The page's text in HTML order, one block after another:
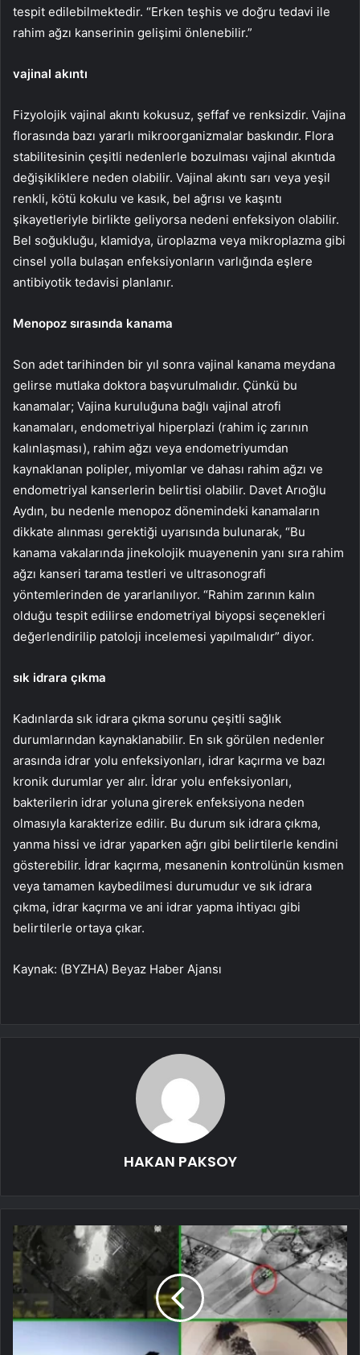
tespit edilebilmektedir. “Erken teşhis ve doğru tedavi ile
rahim ağzı kanserinin gelişimi önlenebilir.”
vajinal akıntı
Fizyolojik vajinal akıntı kokusuz, şeffaf ve renksizdir. Vajina
florasında bazı yararlı mikroorganizmalar baskındır. Flora
stabilitesinin çeşitli nedenlerle bozulması vajinal akıntıda
değişikliklere neden olabilir. Vajinal akıntı sarı veya yeşil
renkli, kötü kokulu ve kasık, bel ağrısı ve kaşıntı
şikayetleriyle birlikte geliyorsa nedeni enfeksiyon olabilir.
Bel soğukluğu, klamidya, üroplazma veya mikroplazma gibi
cinsel yolla bulaşan enfeksiyonların varlığında eşlere
antibiyotik tedavisi planlanır.
Menopoz sırasında kanama
Son adet tarihinden bir yıl sonra vajinal kanama meydana
gelirse mutlaka doktora başvurulmalıdır. Çünkü bu
kanamalar; Vajina kuruluğuna bağlı vajinal atrofi
kanamaları, endometriyal hiperplazi (rahim iç zarının
kalınlaşması), rahim ağzı veya endometriyumdan
kaynaklanan polipler, miyomlar ve dahası rahim ağzı ve
endometriyal kanserlerin belirtisi olabilir. Davet Arıoğlu
Aydın, bu nedenle menopoz dönemindeki kanamaların
dikkate alınması gerektiği uyarısında bulunarak, “Bu
kanama vakalarında jinekolojik muayenenin yanı sıra rahim
ağzı kanseri tarama testleri ve ultrasonografi
yöntemlerinden de yararlanılıyor. “Rahim zarının kalın
olduğu tespit edilirse endometriyal biyopsi seçenekleri
değerlendirilip patoloji incelemesi yapılmalıdır” diyor.
sık idrara çıkma
Kadınlarda sık idrara çıkma sorunu çeşitli sağlık
durumlarından kaynaklanabilir. En sık görülen nedenler
arasında idrar yolu enfeksiyonları, idrar kaçırma ve bazı
kronik durumlar yer alır. İdrar yolu enfeksiyonları,
bakterilerin idrar yoluna girerek enfeksiyona neden
olmasıyla karakterize edilir. Bu durum sık idrara çıkma,
yanma hissi ve idrar yaparken ağrı gibi belirtilerle kendini
gösterebilir. İdrar kaçırma, mesanenin kontrolünün kısmen
veya tamamen kaybedilmesi durumudur ve sık idrara
çıkma, idrar kaçırma ve ani idrar yapma ihtiyacı gibi
belirtilerle ortaya çıkar.
Kaynak: (BYZHA) Beyaz Haber Ajansı
HAKAN PAKSOY